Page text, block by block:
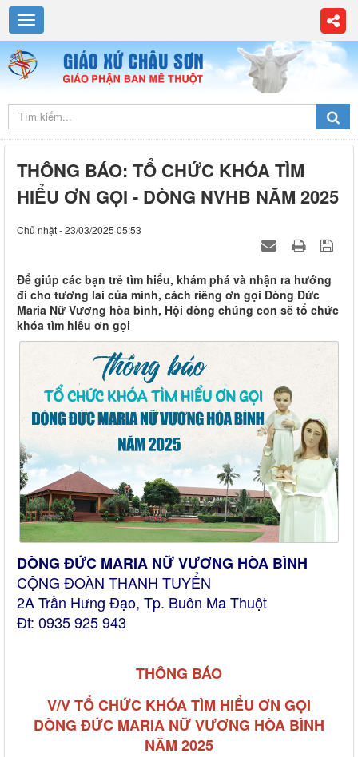
THÔNG BÁO: TỔ CHỨC KHÓA TÌM
HIỂU ƠN GỌI - DÒNG NVHB NĂM 2025
Chủ nhật - 23/03/2025 05:53
Để giúp các bạn trẻ tìm hiểu, khám phá và nhận ra hướng
đi cho tương lai của mình, cách riêng ơn gọi Dòng Đức
Maria Nữ Vương hòa bình, Hội dòng chúng con sẽ tổ chức
khóa tìm hiểu ơn gọi
DÒNG ĐỨC MARIA NỮ VƯƠNG HÒA BÌNH
CỘNG ĐOÀN THANH TUYỂN
2A Trần Hưng Đạo, Tp. Buôn Ma Thuột
Đt: 0935 925 943
THÔNG BÁO
V/V TỔ CHỨC KHÓA TÌM HIỂU ƠN GỌI
DÒNG ĐỨC MARIA NỮ VƯƠNG HÒA BÌNH
NĂM 2025